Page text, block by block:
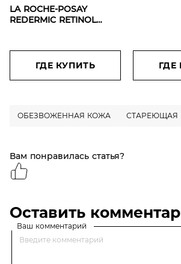
LA ROCHE-POSAY
REDERMIC RETINOL
крем-гель для контура
глаз, против морщин,
мешков и темных
ГДЕ КУПИТЬ ГДЕ
ОБЕЗВОЖЕННАЯ КОЖА СТАРЕЮЩАЯ
Вам понравилась статья?
Оставить
Ваш комментарий